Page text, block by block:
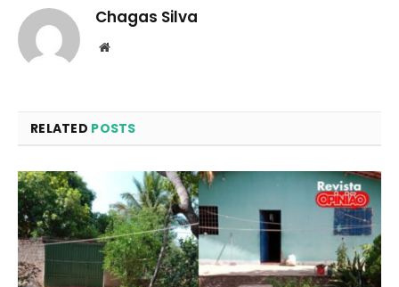
Chagas Silva
Website
RELATED POSTS